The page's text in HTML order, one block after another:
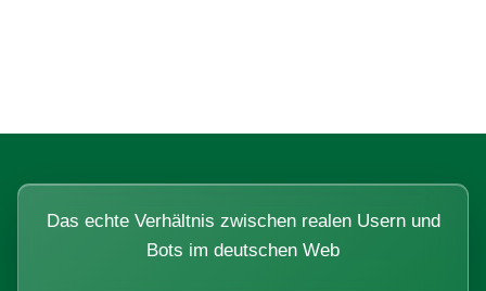
Das echte Verhältnis zwischen realen Usern und
Bots im deutschen Web